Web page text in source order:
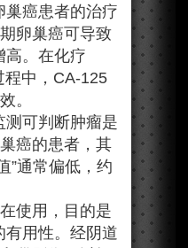
巢癌患者的治疗
卵巢癌可导致
高。在化疗
程中，CA-125
。
测可判断肿瘤是
癌的患者，其
”通常偏低，约
使用，目的是
有用性。经阴道